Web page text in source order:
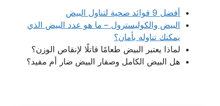
أفضل 9 فوائد صحية لتناول البيض
البيض والكوليسترول – ما هو عدد البيض الذي
يمكنك تناوله بأمان؟
لماذا يعتبر البيض طعامًا قاتلًا لإنقاص الوزن؟
هل البيض الكامل وصفار البيض ضار أم مفيد؟